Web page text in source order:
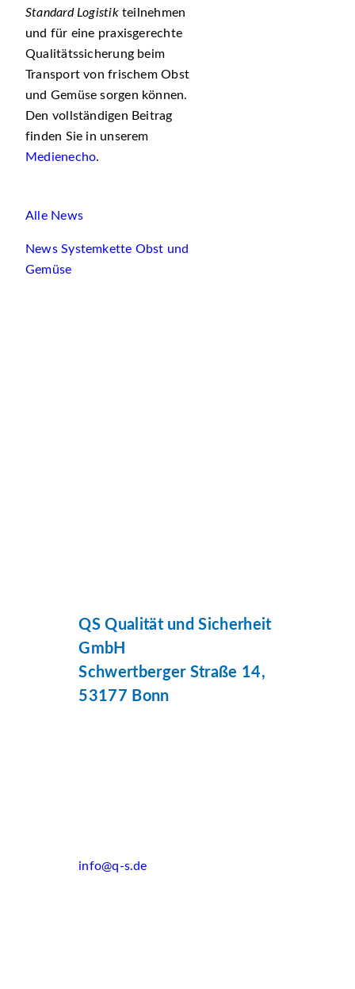
Standard Logistikteilnehmen
und für eine praxisgerechte
Qualitätssicherung beim
Transport von frischem Obst
und Gemüse sorgen können.
Den vollständigen Beitrag
finden Sie in unserem
Medienecho.
Alle News
News Systemkette Obst und
Gemüse
QS Qualität und Sicherheit
GmbH
Schwertberger Straße 14,
53177 Bonn
info@q-s.de